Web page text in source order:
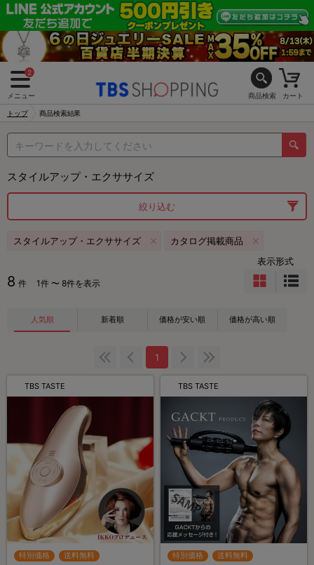
2
メニュー 商品検索 カート
トップ 商品検索結果
スタイルアップ・エクササイズ
絞り込む
スタイルアップ・エクササイズ カタログ掲載商品
8 件 1件 〜 8件を表示
表示形式
人気順 新着順 価格が安い順 価格が高い順
1
TBS TASTE
特別価格 送料無料
TBS TASTE
特別価格 送料無料